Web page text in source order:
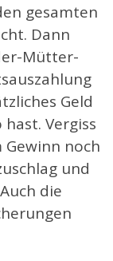
gesamten
Dann
Mütter-
Geld
Vergiss
noch
und
die